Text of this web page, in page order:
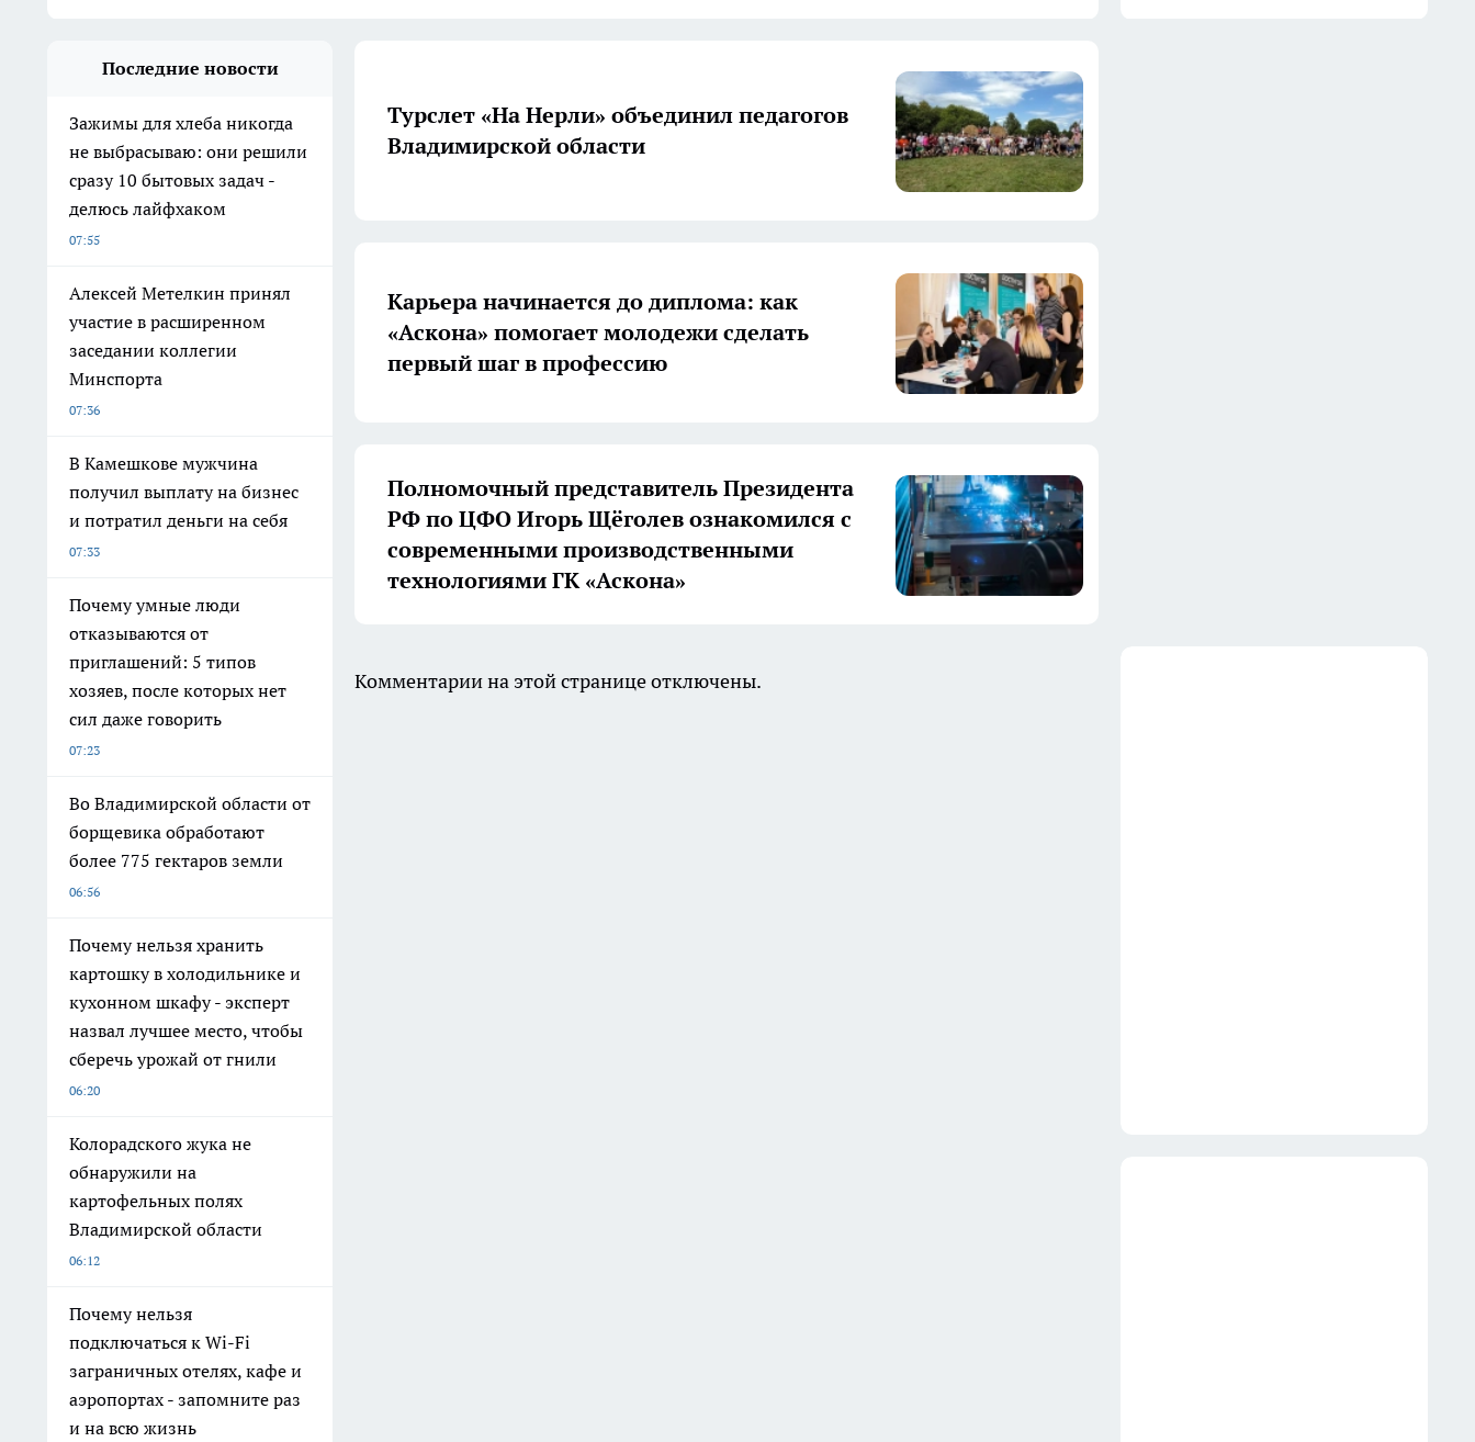
Последние новости
Зажимы для хлеба никогда
не выбрасываю: они решили
сразу 10 бытовых задач -
делюсь лайфхаком
07:55
Алексей Метелкин принял
участие в расширенном
заседании коллегии
Минспорта
07:36
В Камешкове мужчина
получил выплату на бизнес
и потратил деньги на себя
07:33
Почему умные люди
отказываются от
приглашений: 5 типов
хозяев, после которых нет
сил даже говорить
07:23
Во Владимирской области от
борщевика обработают
более 775 гектаров земли
06:56
Почему нельзя хранить
картошку в холодильнике и
кухонном шкафу - эксперт
назвал лучшее место, чтобы
сберечь урожай от гнили
06:20
Колорадского жука не
обнаружили на
картофельных полях
Владимирской области
06:12
Почему нельзя
подключаться к Wi-Fi
заграничных отелях, кафе и
аэропортах - запомните раз
и на всю жизнь
Турслет «На Нерли» объединил педагогов
Владимирской области
Карьера начинается до диплома: как
«Аскона» помогает молодежи сделать
первый шаг в профессию
Полномочный представитель Президента
РФ по ЦФО Игорь Щёголев ознакомился с
современными производственными
технологиями ГК «Аскона»
Комментарии на этой странице отключены.